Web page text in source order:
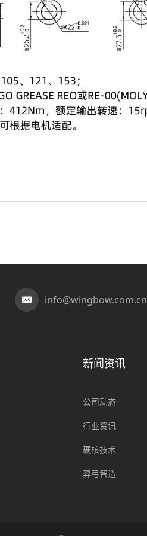
info@wingbow.com.cn
新闻资讯
公司动态
行业资讯
硬核技术
羿弓智造